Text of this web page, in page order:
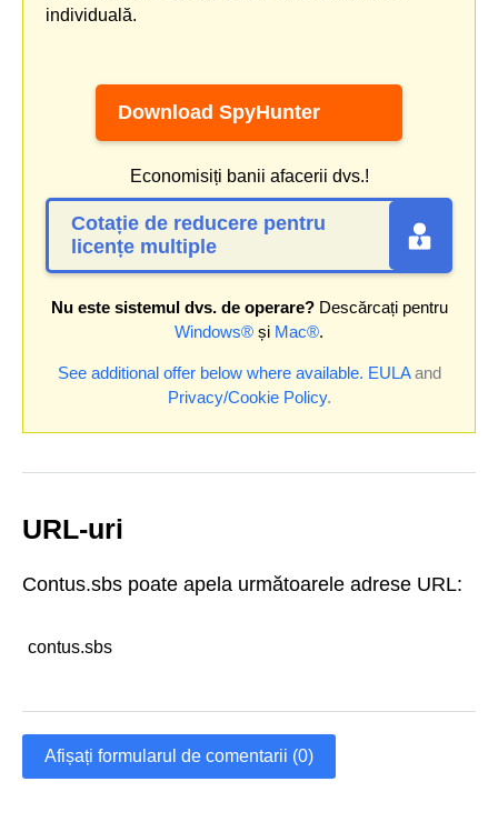
individuală.
Download SpyHunter
Economisiți banii afacerii dvs.!
Cotație de reducere pentru
licențe multiple
Nu este sistemul dvs. de operare?Descărcați pentru
Windows® și Mac®.
See additional offer below where available. EULAand
Privacy/Cookie Policy.
URL-uri
Contus.sbs poate apela următoarele adrese URL:
contus.sbs
Afișați formularul de comentarii (0)